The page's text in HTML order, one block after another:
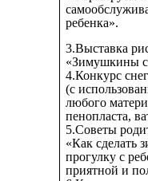
ребенка».
3.Выставка
«Зимушкины
4.Конкурс
(с
любого
пенопласта,
5.Советы
«Как сделать
прогулку с
приятной и